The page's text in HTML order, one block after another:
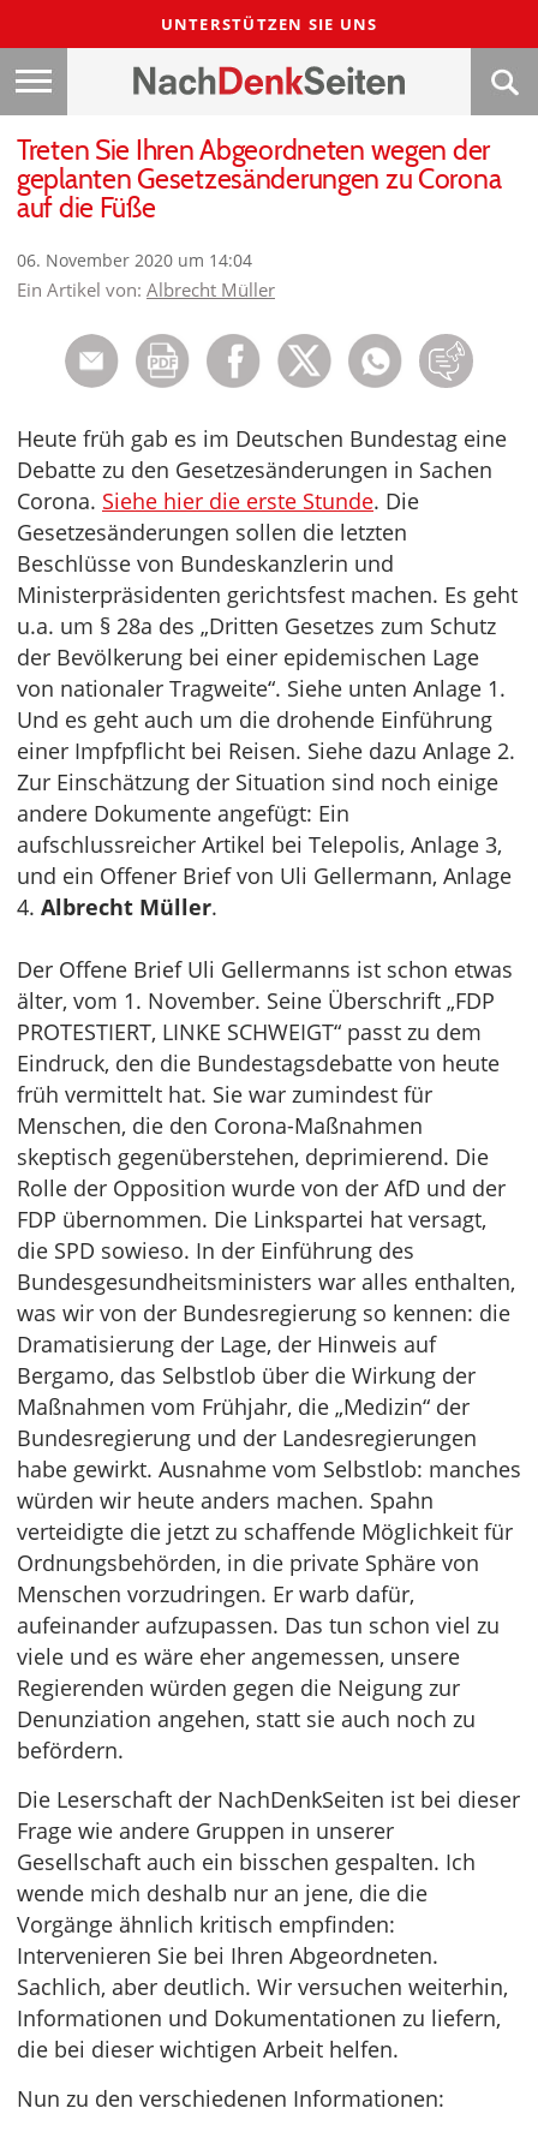
UNTERSTÜTZEN SIE UNS
Treten Sie Ihren Abgeordneten wegen der
geplanten Gesetzesänderungen zu Corona
auf die Füße
06. November 2020 um 14:04
Ein Artikel von: Albrecht Müller
Heute früh gab es im Deutschen Bundestag eine
Debatte zu den Gesetzesänderungen in Sachen
Corona. Siehe hier die erste Stunde. Die
Gesetzesänderungen sollen die letzten
Beschlüsse von Bundeskanzlerin und
Ministerpräsidenten gerichtsfest machen. Es geht
u.a. um § 28a des „Dritten Gesetzes zum Schutz
der Bevölkerung bei einer epidemischen Lage
von nationaler Tragweite“. Siehe unten Anlage 1.
Und es geht auch um die drohende Einführung
einer Impfpflicht bei Reisen. Siehe dazu Anlage 2.
Zur Einschätzung der Situation sind noch einige
andere Dokumente angefügt: Ein
aufschlussreicher Artikel bei Telepolis, Anlage 3,
und ein Offener Brief von Uli Gellermann, Anlage
4. Albrecht Müller.
Der Offene Brief Uli Gellermanns ist schon etwas
älter, vom 1. November. Seine Überschrift „FDP
PROTESTIERT, LINKE SCHWEIGT“ passt zu dem
Eindruck, den die Bundestagsdebatte von heute
früh vermittelt hat. Sie war zumindest für
Menschen, die den Corona-Maßnahmen
skeptisch gegenüberstehen, deprimierend. Die
Rolle der Opposition wurde von der AfD und der
FDP übernommen. Die Linkspartei hat versagt,
die SPD sowieso. In der Einführung des
Bundesgesundheitsministers war alles enthalten,
was wir von der Bundesregierung so kennen: die
Dramatisierung der Lage, der Hinweis auf
Bergamo, das Selbstlob über die Wirkung der
Maßnahmen vom Frühjahr, die „Medizin“ der
Bundesregierung und der Landesregierungen
habe gewirkt. Ausnahme vom Selbstlob: manches
würden wir heute anders machen. Spahn
verteidigte die jetzt zu schaffende Möglichkeit für
Ordnungsbehörden, in die private Sphäre von
Menschen vorzudringen. Er warb dafür,
aufeinander aufzupassen. Das tun schon viel zu
viele und es wäre eher angemessen, unsere
Regierenden würden gegen die Neigung zur
Denunziation angehen, statt sie auch noch zu
befördern.
Die Leserschaft der NachDenkSeiten ist bei dieser
Frage wie andere Gruppen in unserer
Gesellschaft auch ein bisschen gespalten. Ich
wende mich deshalb nur an jene, die die
Vorgänge ähnlich kritisch empfinden:
Intervenieren Sie bei Ihren Abgeordneten.
Sachlich, aber deutlich. Wir versuchen weiterhin,
Informationen und Dokumentationen zu liefern,
die bei dieser wichtigen Arbeit helfen.
Nun zu den verschiedenen Informationen: